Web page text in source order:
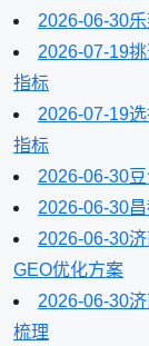
2026-06-30
2026-07-19
指标
2026-07-19
指标
2026-06-30
2026-06-30
2026-06-30
GEO优化方案
2026-06-30
梳理